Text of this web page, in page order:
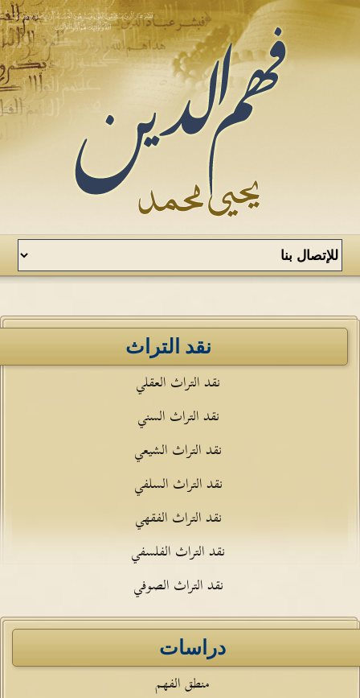
نقد التراث
نقد التراث العقلي
نقد التراث السني
نقد التراث الشيعي
نقد التراث السلفي
نقد التراث الفقهي
نقد التراث الفلسفي
نقد التراث الصوفي
دراسات
منطق الفهم